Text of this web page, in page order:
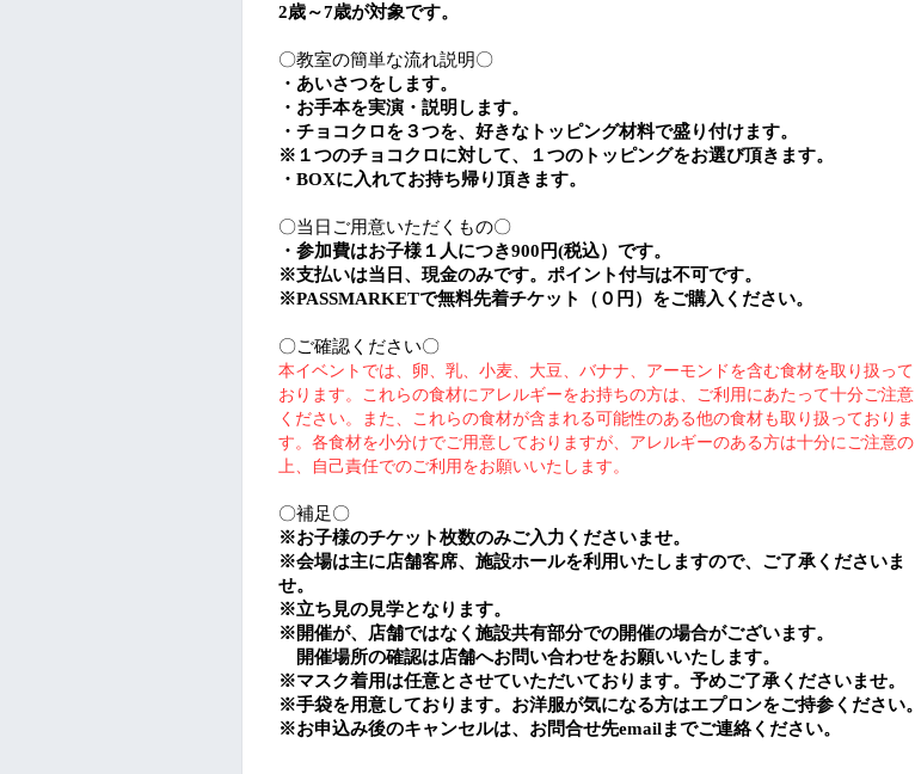
2歳～7歳が対象です。
〇教室の簡単な流れ説明〇
・あいさつをします。
・お手本を実演・説明します。
・チョコクロを３つを、好きなトッピング材料で盛り付けます。
※１つのチョコクロに対して、１つのトッピングをお選び頂きます。
・BOXに入れてお持ち帰り頂きます。
〇当日ご用意いただくもの〇
・参加費はお子様１人につき900 円(税込）です。
※支払いは当日、現金のみです。ポイント付与は不可です。
※PASSMARKETで無料先着チケット（０円）をご購入ください。
〇ご確認ください〇
本イベントでは、卵、乳、小麦、大豆、バナナ、アーモンドを含む食材を取り扱って
おります。これらの食材にアレルギーをお持ちの方は、ご利用にあたって十分ご注意
ください。
また、これらの食材が含まれる可能性のある他の食材も取り扱っておりま
す。各食材を小分けでご用意しておりますが、アレルギーのある方は十分にご注意の
上、自己責任でのご利用をお願いいたします。
〇補足〇
※お子様のチケット枚数のみご入力くださいませ。
※会場は主に店舗客席、施設ホールを利用いたしますので、ご了承くださいま
せ。
※立ち見の見学となります。
※開催が、店舗ではなく施設共有部分での開催の場合がございます。
開催場所の確認は店舗へお問い合わせをお願いいたします。
※マスク着用は任意とさせていただいております。予めご了承くださいませ。
※手袋を用意しております。お洋服が気になる方はエプロンをご持参ください。
※お申込み後のキャンセルは、お問合せ先emailまでご連絡ください。